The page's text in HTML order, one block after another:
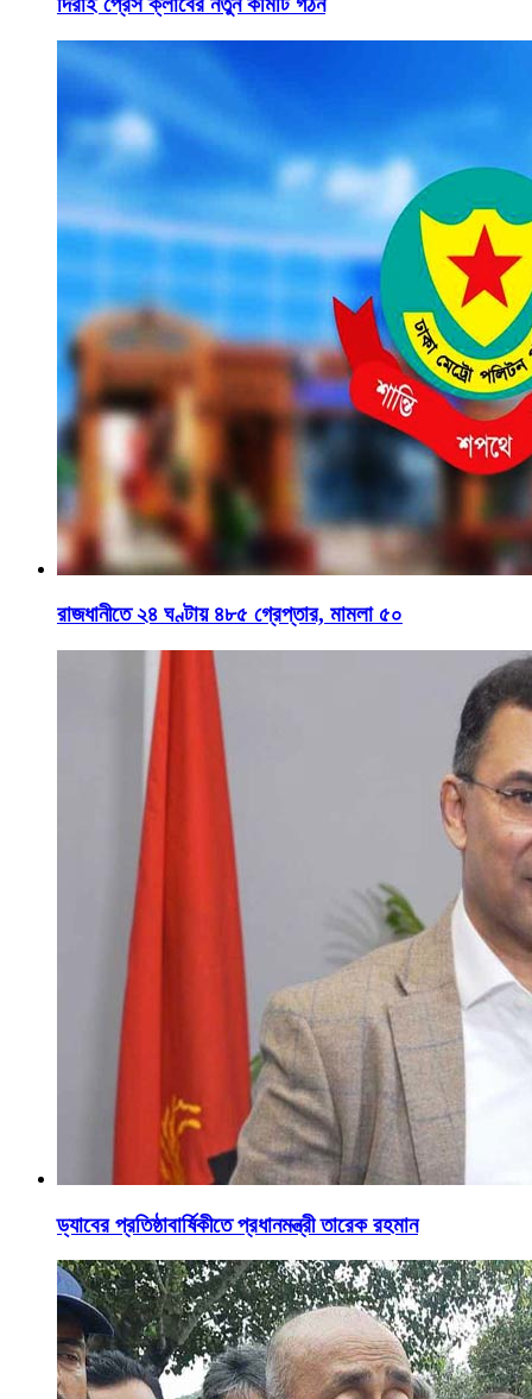
রাজধানীতে ২৪ ঘণ্টায় ৪৮৫ গ্রেপ্তার, মামলা ৫০
ড্যাবের প্রতিষ্ঠাবার্ষিকীতে প্রধানমন্ত্রী তারেক রহমান